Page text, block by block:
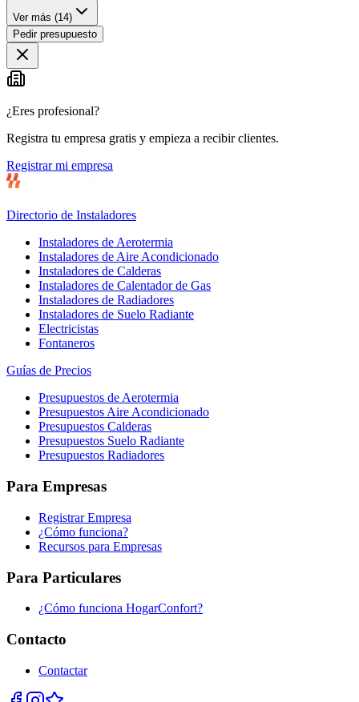
Ver más (14)
Pedir presupuesto
¿Eres profesional?
Registra tu empresa gratis y empieza a recibir clientes.
Registrar mi empresa
Directorio de Instaladores
Instaladores de Aerotermia
Instaladores de Aire Acondicionado
Instaladores de Calderas
Instaladores de Calentador de Gas
Instaladores de Radiadores
Instaladores de Suelo Radiante
Electricistas
Fontaneros
Guías de Precios
Presupuestos de Aerotermia
Presupuestos Aire Acondicionado
Presupuestos Calderas
Presupuestos Suelo Radiante
Presupuestos Radiadores
Para Empresas
Registrar Empresa
¿Cómo funciona?
Recursos para Empresas
Para Particulares
¿Cómo funciona HogarConfort?
Contacto
Contactar